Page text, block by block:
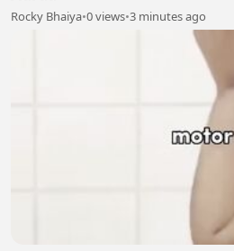
Rocky Bhaiya•0 views•3 minutes ago